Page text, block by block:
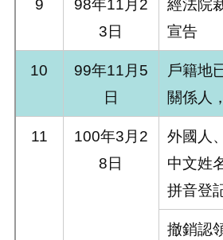
9
98年11月2
3日
經法院
宣告
10
99年11月5
日
戶籍地
關係人
11
100年3月2
8日
外國人
中文姓
拼音登
撤銷認